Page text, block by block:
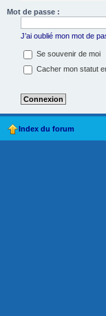
Mot de passe :
J’ai oublié mon mot de
Se souvenir de moi
Cacher mon statut
Index du forum